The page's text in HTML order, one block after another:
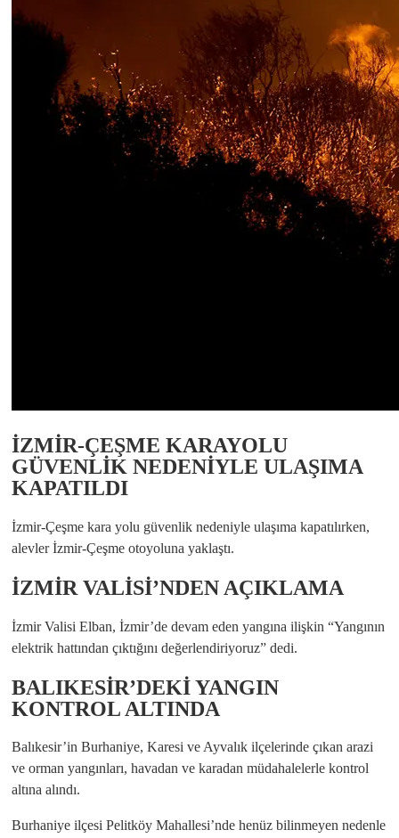
İZMİR-ÇEŞME KARAYOLU
GÜVENLİK NEDENİYLE ULAŞIMA
KAPATILDI
İzmir-Çeşme kara yolu güvenlik nedeniyle ulaşıma kapatılırken,
alevler İzmir-Çeşme otoyoluna yaklaştı.
İZMİR VALİSİ’NDEN AÇIKLAMA
İzmir Valisi Elban, İzmir’de devam eden yangına ilişkin “Yangının
elektrik hattından çıktığını değerlendiriyoruz” dedi.
BALIKESİR’DEKİ YANGIN
KONTROL ALTINDA
Balıkesir’in Burhaniye, Karesi ve Ayvalık ilçelerinde çıkan arazi
ve orman yangınları, havadan ve karadan müdahalelerle kontrol
altına alındı.
Burhaniye ilçesi Pelitköy Mahallesi’nde henüz bilinmeyen nedenle